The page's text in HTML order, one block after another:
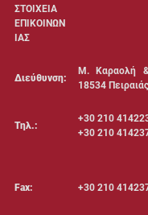
ΣΤΟΙΧΕΙΑ
ΕΠΙΚΟΙΝΩΝ
ΙΑΣ
Διεύθυνση:
Μ. Καραολή
18534 Πειραιάς
Τηλ.:
+30 210
+30 210
Fax: +30 210